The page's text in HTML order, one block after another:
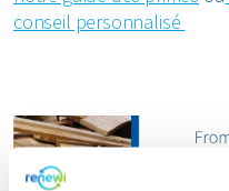
conseil personnalisé